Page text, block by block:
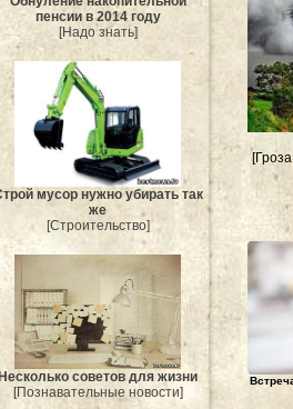
пенсии в 2014 году
[Надо знать]
мусор нужно убирать так
же
[Строительство]
советов для жизни
[Познавательные новости]